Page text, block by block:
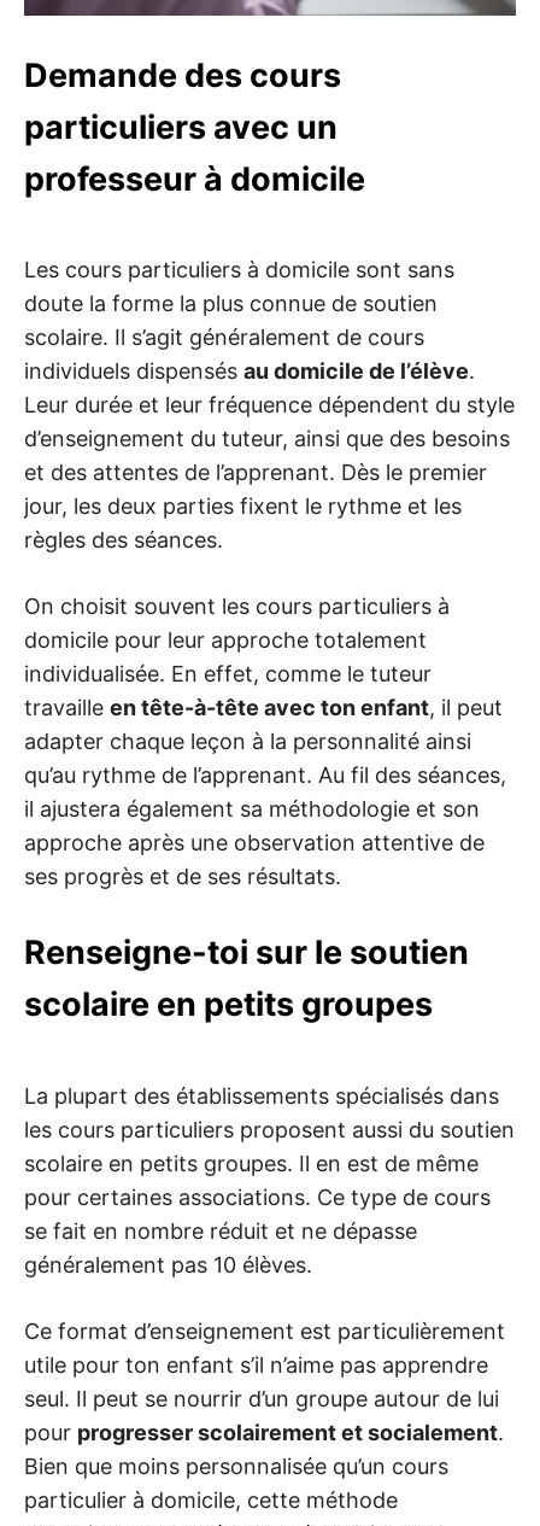
Demande des cours
particuliers avec un
professeur à domicile
Les cours particuliers à domicile sont sans
doute la forme la plus connue de soutien
scolaire. Il s’agit généralement de cours
individuels dispensés au domicile de l’élève.
Leur durée et leur fréquence dépendent du style
d’enseignement du tuteur, ainsi que des besoins
et des attentes de l’apprenant. Dès le premier
jour, les deux parties fixent le rythme et les
règles des séances.
On choisit souvent les cours particuliers à
domicile pour leur approche totalement
individualisée. En effet, comme le tuteur
travaille en tête-à-tête avec ton enfant, il peut
adapter chaque leçon à la personnalité ainsi
qu’au rythme de l’apprenant. Au fil des séances,
il ajustera également sa méthodologie et son
approche après une observation attentive de
ses progrès et de ses résultats.
Renseigne-toi sur le soutien
scolaire en petits groupes
La plupart des établissements spécialisés dans
les cours particuliers proposent aussi du soutien
scolaire en petits groupes. Il en est de même
pour certaines associations. Ce type de cours
se fait en nombre réduit et ne dépasse
généralement pas 10 élèves.
Ce format d’enseignement est particulièrement
utile pour ton enfant s’il n’aime pas apprendre
seul. Il peut se nourrir d’un groupe autour de lui
pour progresser scolairement et socialement.
Bien que moins personnalisée qu’un cours
particulier à domicile, cette méthode